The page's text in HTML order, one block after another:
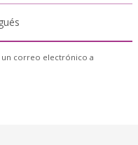
un correo electrónico a